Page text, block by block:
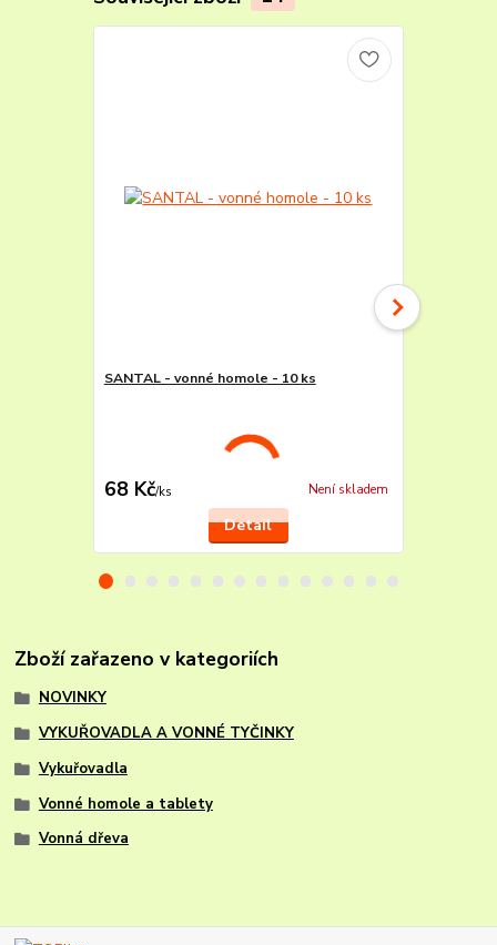
SANTAL - vonné homole - 10 ks
68 Kč/ks Není skladem
Detail
Zboží zařazeno v kategoriích
NOVINKY
VYKUŘOVADLA A VONNÉ TYČINKY
Vykuřovadla
Vonné homole a tablety
Vonná dřeva